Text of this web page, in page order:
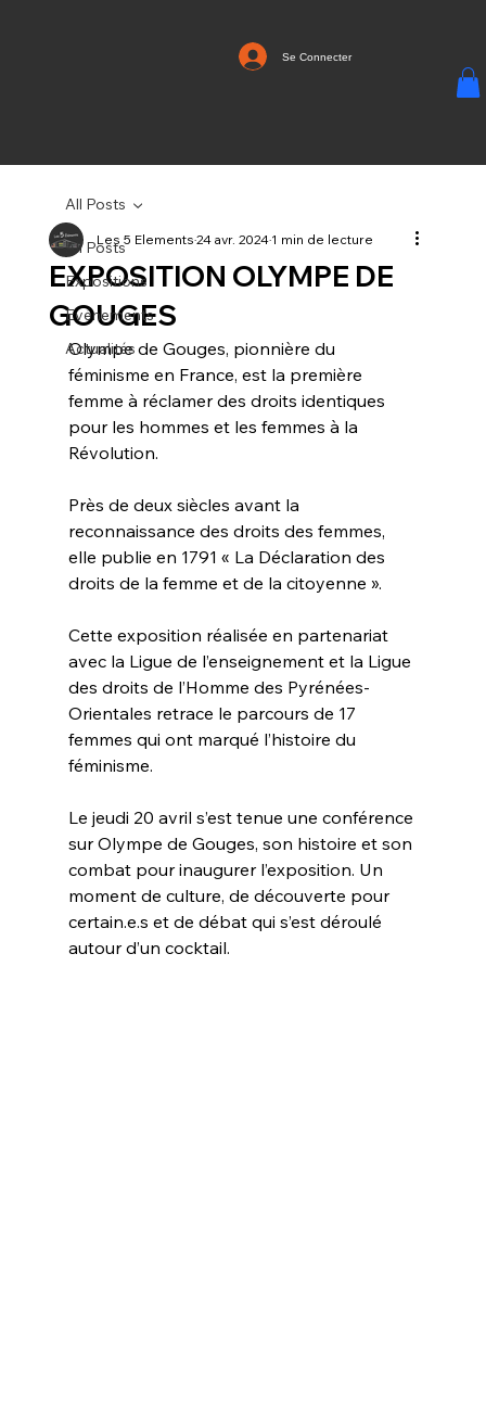
Se Connecter
All Posts
Expositions
Evénements
Actualités
All Posts
EXPOSITION OLYMPE DE
GOUGES
Les 5 Elements24 avr. 20241 min de lecture
Olympe de Gouges, pionnière du
féminisme en France, est la première
femme à réclamer des droits identiques
pour les hommes et les femmes à la
Révolution.
Près de deux siècles avant la
reconnaissance des droits des femmes,
elle publie en 1791 « La Déclaration des
droits de la femme et de la citoyenne ».
Cette exposition réalisée en partenariat
avec la Ligue de l’enseignement et la Ligue
des droits de l’Homme des Pyrénées-
Orientales retrace le parcours de 17
femmes qui ont marqué l’histoire du
féminisme.
Le jeudi 20 avril s’est tenue une conférence
sur Olympe de Gouges, son histoire et son
combat pour inaugurer l’exposition. Un
moment de culture, de découverte pour
certain.e.s et de débat qui s’est déroulé
autour d’un cocktail.